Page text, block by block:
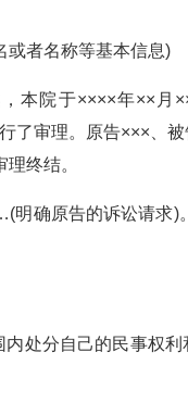
或者名称等基本信息)
本院于××××年××月
审理。原告×××、
终结。
确原告的诉讼请求)
处分自己的民事权